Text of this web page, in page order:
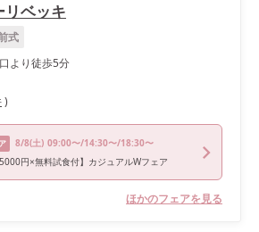
リベッキ
式
より徒歩5分
)
8/8(土) 09:00〜/14:30〜/18:30〜
5000円×無料試食付】カジュアルWフェア
ほかのフェアを見る